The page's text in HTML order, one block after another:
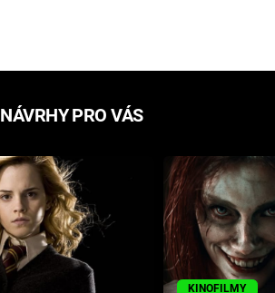
NÁVRHY PRO VÁS
KINOFILMY